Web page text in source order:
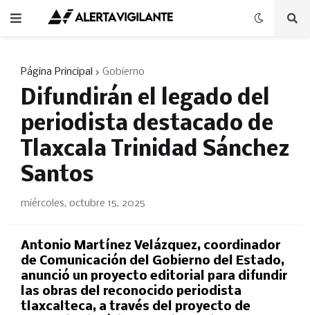
Página Principal Gobierno
Difundirán el legado del
periodista destacado de
Tlaxcala Trinidad Sánchez
Santos
miércoles, octubre 15, 2025
Antonio Martínez Velázquez, coordinador
de Comunicación del Gobierno del Estado,
anunció un proyecto editorial para difundir
las obras del reconocido periodista
tlaxcalteca, a través del proyecto de